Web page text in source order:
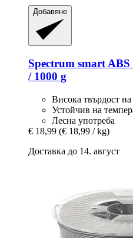
Добавяне
Spectrum smart ABS
/ 1000 g
Висока твърдост
Устойчив на
Лесна употреба
€ 18,99 (€ 18,99 / kg)
Доставка до 14. август